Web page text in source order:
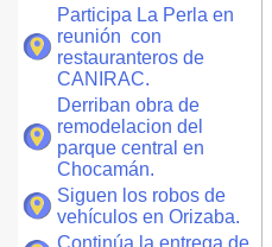
Participa La Perla en
reunión con
restauranteros de
CANIRAC.
Derriban obra de
remodelacion del
parque central en
Chocamán.
Siguen los robos de
vehículos en Orizaba.
Continúa la entrega de